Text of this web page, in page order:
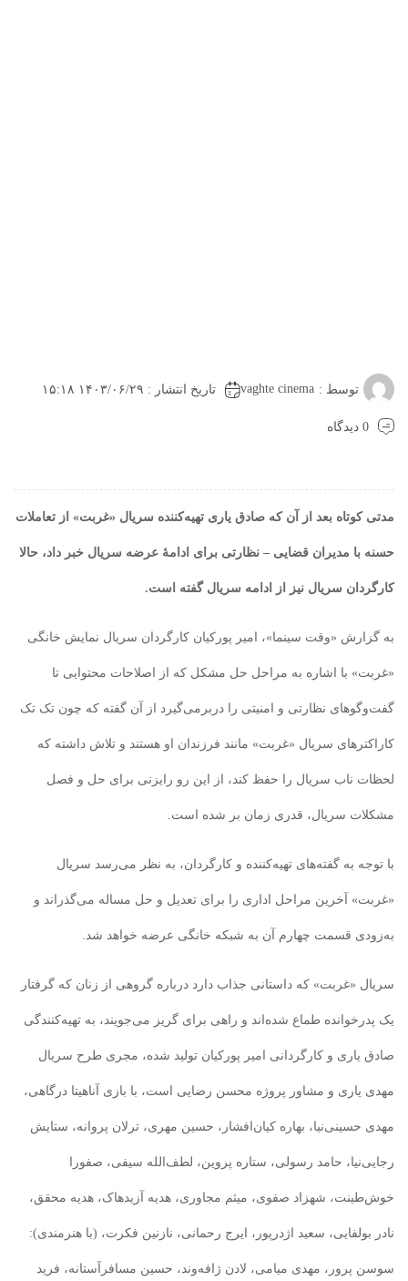
توسط : vaghte cinema تاریخ انتشار : ۱۴۰۳/۰۶/۲۹ ۱۵:۱۸
0 دیدگاه
مدتی کوتاه بعد از آن که صادق یاری تهیه‌کننده سریال «غربت» از تعاملات
حسنه با مدیران قضایی – نظارتی برای ادامهٔ عرضه سریال خبر داد، حالا
کارگردان سریال نیز از ادامه سریال گفته است.
به گزارش «وقت سینما»، امیر پورکیان کارگردان سریال نمایش خانگی
«غربت» با اشاره به مراحل حل مشکل که از اصلاحات محتوایی تا
گفت‌وگوهای نظارتی و امنیتی را دربرمی‌گیرد از آن گفته که چون تک تک
کاراکترهای سریال «غربت» مانند فرزندان او هستند و تلاش داشته که
لحظات ناب سریال را حفظ کند، از این رو رایزنی برای حل و فصل
مشکلات سریال، قدری زمان بر شده است.
با توجه به گفته‌های تهیه‌کننده و کارگردان، به نظر می‌رسد سریال
«غربت» آخرین مراحل اداری را برای تعدیل و حل مساله می‌گذراند و
به‌زودی قسمت چهارم آن به شبکه خانگی عرضه خواهد شد.
سریال «غربت» که داستانی جذاب دارد درباره گروهی از زنان که گرفتار
یک پدرخوانده طماع شده‌اند و راهی برای گریز می‌جویند، به تهیه‌کنندگی
صادق یاری و کارگردانی امیر پورکیان تولید شده، مجری طرح سریال
مهدی یاری و مشاور پروژه محسن رضایی است، با بازی آناهیتا درگاهی،
مهدی حسینی‌نیا، بهاره کیان‌افشار، حسین مهری، ترلان پروانه، ستایش
رجایی‌نیا، حامد رسولی، ستاره پروین، لطف‌الله سیفی، صفورا
خوش‌طینت، شهزاد صفوی، میثم مجاوری، هدیه آزیدهاک، هدیه محقق،
نادر بولفایی، سعید اژدرپور، ایرج رحمانی، نازنین فکرت، (با هنرمندی):
سوسن پرور، مهدی میامی، لادن ژافه‌وند، حسین مسافرآستانه، فرید